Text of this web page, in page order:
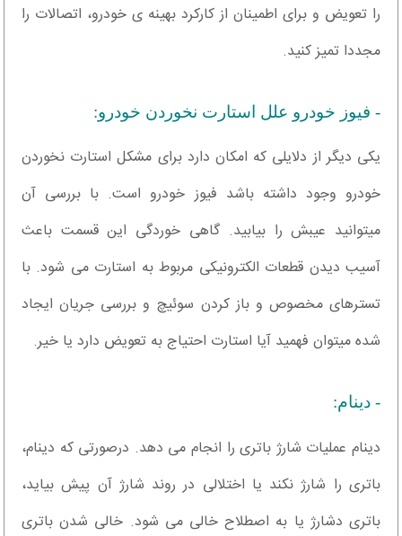
را تعویض و برای اطمینان از کارکرد بهینه ی خودرو، اتصالات را
مجددا تمیز کنید.
- فیوز خودرو علل استارت نخوردن خودرو:
یکی دیگر از دلایلی که امکان دارد برای مشکل استارت نخوردن
خودرو وجود داشته باشد فیوز خودرو است. با بررسی آن
میتوانید عیبش را بیابید. گاهی خوردگی این قسمت باعث
آسیب دیدن قطعات الکترونیکی مربوط به استارت می شود. با
تسترهای مخصوص و باز کردن سوئیچ و بررسی جریان ایجاد
شده میتوان فهمید آیا استارت احتیاج به تعویض دارد یا خیر.
- دینام:
دینام عملیات شارژ باتری را انجام می دهد. درصورتی که دینام،
باتری را شارژ نکند یا اختلالی در روند شارژ آن پیش بیاید،
باتری دشارژ یا به اصطلاح خالی می شود. خالی شدن باتری